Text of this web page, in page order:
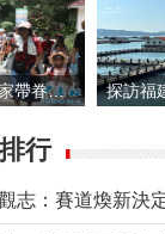
父親節民眾攜家帶眷出遊
行
志：賽道煥新決